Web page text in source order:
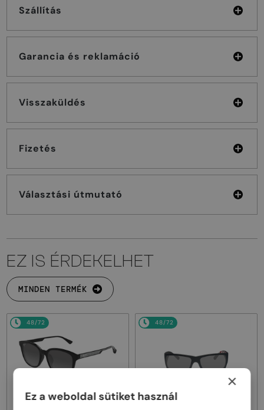
Szállítás
Garancia és reklamáció
Visszaküldés
Fizetés
Választási útmutató
EZ IS ÉRDEKELHET
MINDEN TERMÉK
48/72 48/72
×
Ez a weboldal sütiket használ